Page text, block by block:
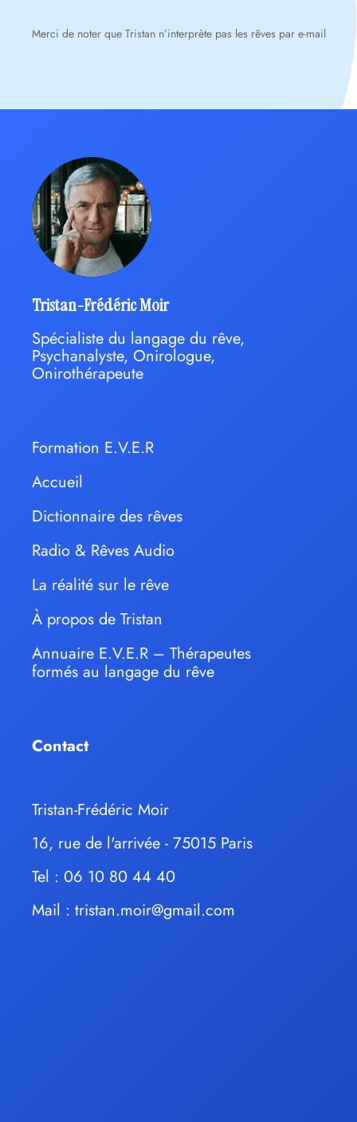
Merci de noter que Tristan n’interprète pas les rêves par e-mail
Tristan-Frédéric Moir
Spécialiste du langage du rêve,
Psychanalyste, Onirologue,
Onirothérapeute
Formation E.V.E.R
Accueil
Dictionnaire des rêves
Radio & Rêves Audio
La réalité sur le rêve
À propos de Tristan
Annuaire E.V.E.R – Thérapeutes
formés au langage du rêve
Contact
Tristan-Frédéric Moir
16, rue de l'arrivée - 75015 Paris
Tel : 06 10 80 44 40
Mail : tristan.moir@gmail.com